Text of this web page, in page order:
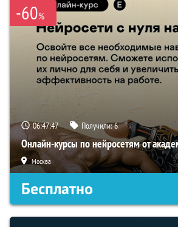
-60%
06:47:46 Получили:6
Онлайн-курсы по нейросетям от
Москва
Бесплатно